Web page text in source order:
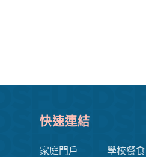
快速連結
家庭門戶
學校餐食